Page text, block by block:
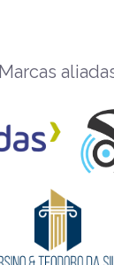
Marcas